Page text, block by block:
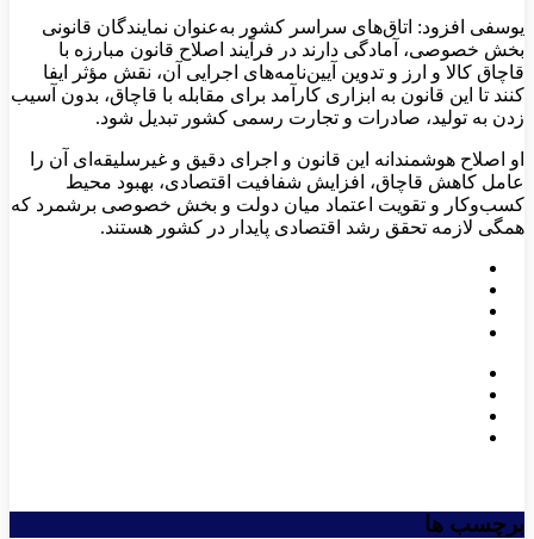
یوسفی افزود: اتاق‌های سراسر کشور به‌عنوان نمایندگان قانونی
بخش خصوصی، آمادگی دارند در فرآیند اصلاح قانون مبارزه با
قاچاق کالا و ارز و تدوین آیین‌نامه‌های اجرایی آن، نقش مؤثر ایفا
کنند تا این قانون به ابزاری کارآمد برای مقابله با قاچاق، بدون آسیب
زدن به تولید، صادرات و تجارت رسمی کشور تبدیل شود.
او اصلاح هوشمندانه این قانون و اجرای دقیق و غیرسلیقه‌ای آن را
عامل کاهش قاچاق، افزایش شفافیت اقتصادی، بهبود محیط
کسب‌وکار و تقویت اعتماد میان دولت و بخش خصوصی برشمرد که
همگی لازمه تحقق رشد اقتصادی پایدار در کشور هستند.
برچسب ها